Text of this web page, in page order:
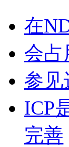
在
会占
参见
ICP
完善